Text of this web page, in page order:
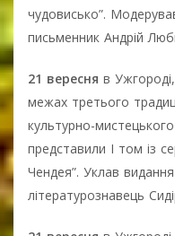
чудовисько”.
письменник Андрій
21 вересня в
межах третього
культурно-
представили І том із
Чендея”. Уклав
літературознавець